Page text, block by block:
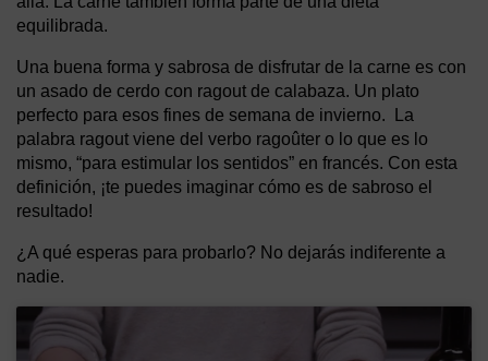
equilibrada.
Una buena forma y sabrosa de disfrutar de la carne es con
un asado de cerdo con ragout de calabaza. Un plato
perfecto para esos fines de semana de invierno. La
palabra ragout viene del verbo ragoûter o lo que es lo
mismo, “para estimular los sentidos” en francés. Con esta
definición, ¡te puedes imaginar cómo es de sabroso el
resultado!
¿A qué esperas para probarlo? No dejarás indiferente a
nadie.